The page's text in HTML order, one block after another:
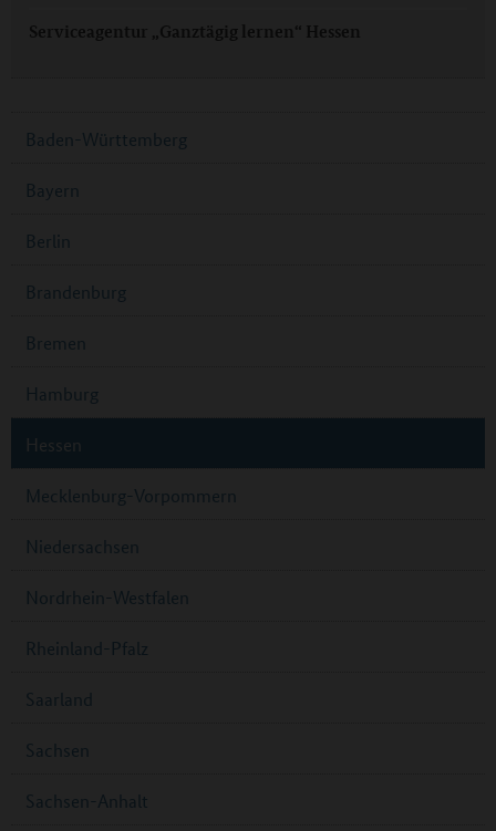
Serviceagentur „Ganztägig lernen“ Hessen
Baden-Württemberg
Bayern
Berlin
Brandenburg
Bremen
Hamburg
Hessen
Mecklenburg-Vorpommern
Niedersachsen
Nordrhein-Westfalen
Rheinland-Pfalz
Saarland
Sachsen
Sachsen-Anhalt